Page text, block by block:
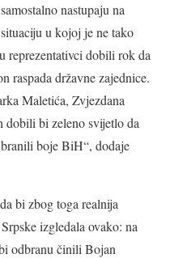
nastupaju na
u kojoj je ne tako
reprezentativci dobili rok da
raspada državne zajednice.
Maletića, Zvjezdana
bi zeleno svijetlo da
boje BiH“, dodaje
bi zbog toga realnija
izgledala ovako: na
odbranu činili Bojan